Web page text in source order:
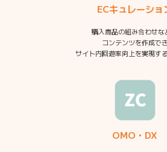
ECキュレーショ
購入商品の組み合わせな
コンテンツを作成でき
サイト内回遊率向上を実現す
OMO・DX